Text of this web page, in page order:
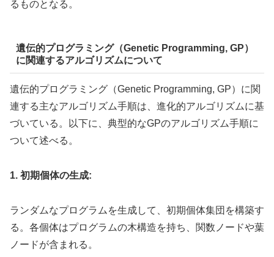
るものとなる。
遺伝的プログラミング（Genetic Programming, GP）
に関連するアルゴリズムについて
遺伝的プログラミング（Genetic Programming, GP）に関
連する主なアルゴリズム手順は、進化的アルゴリズムに基
づいている。以下に、典型的なGPのアルゴリズム手順に
ついて述べる。
1. 初期個体の生成:
ランダムなプログラムを生成して、初期個体集団を構築す
る。各個体はプログラムの木構造を持ち、関数ノードや葉
ノードが含まれる。